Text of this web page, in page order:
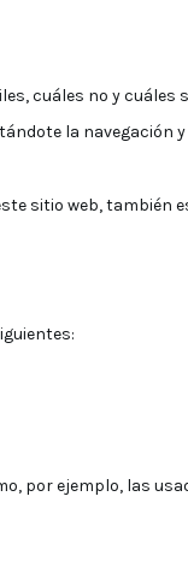
cuáles no y cuáles
la navegación
sitio web, también
por ejemplo, las